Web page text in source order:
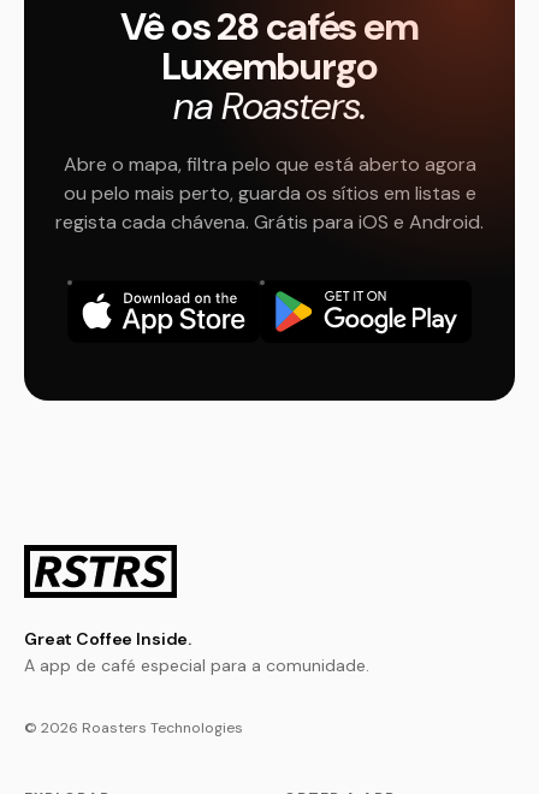
Vê os 28 cafés em
Luxemburgo
na Roasters.
Abre o mapa, filtra pelo que está aberto agora
ou pelo mais perto, guarda os sítios em listas e
regista cada chávena. Grátis para iOS e Android.
Great Coffee Inside.
A app de café especial para a comunidade.
© 2026 Roasters Technologies